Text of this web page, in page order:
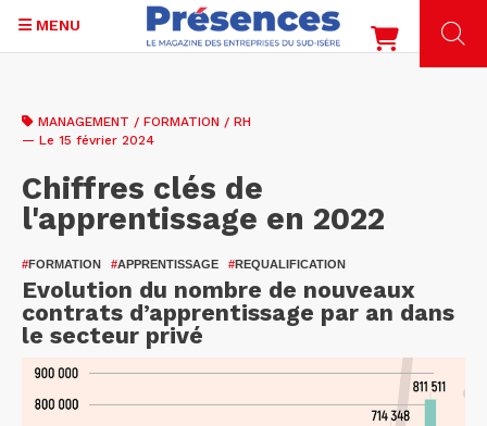
contenu
MENU
MANAGEMENT / FORMATION / RH
— Le 15 février 2024
Chiffres clés de
l'apprentissage en 2022
#FORMATION #APPRENTISSAGE #REQUALIFICATION
Evolution du nombre de nouveaux
contrats d’apprentissage par an dans
le secteur privé